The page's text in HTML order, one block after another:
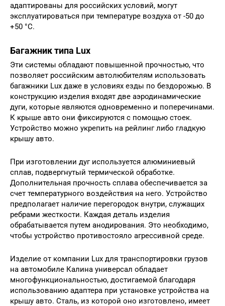
адаптированы для российских условий, могут
эксплуатироваться при температуре воздуха от -50 до
+50 °С.
Багажник типа Lux
Эти системы обладают повышенной прочностью, что
позволяет российским автолюбителям использовать
багажники Lux даже в условиях езды по бездорожью. В
конструкцию изделия входят две аэродинамические
дуги, которые являются одновременно и поперечинами.
К крыше авто они фиксируются с помощью стоек.
Устройство можно укрепить на рейлинг либо гладкую
крышу авто.
При изготовлении дуг используется алюминиевый
сплав, подвергнутый термической обработке.
Дополнительная прочность сплава обеспечивается за
счет температурного воздействия на него. Устройство
предполагает наличие перегородок внутри, служащих
ребрами жесткости. Каждая деталь изделия
обрабатывается путем анодирования. Это необходимо,
чтобы устройство противостояло агрессивной среде.
Изделие от компании Lux для транспортировки грузов
на автомобиле Калина универсал обладает
многофункциональностью, достигаемой благодаря
использованию адаптера при установке устройства на
крышу авто. Сталь, из которой оно изготовлено, имеет